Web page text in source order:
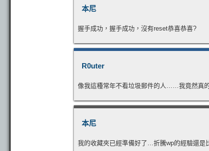
本尼
握手成功，握手成功，沒有reset恭喜恭喜?
R0uter
像我這種常年不看垃圾郵件的人……我竟然真
本尼
我的收藏夾已經準備好了…折騰wp的經驗還是